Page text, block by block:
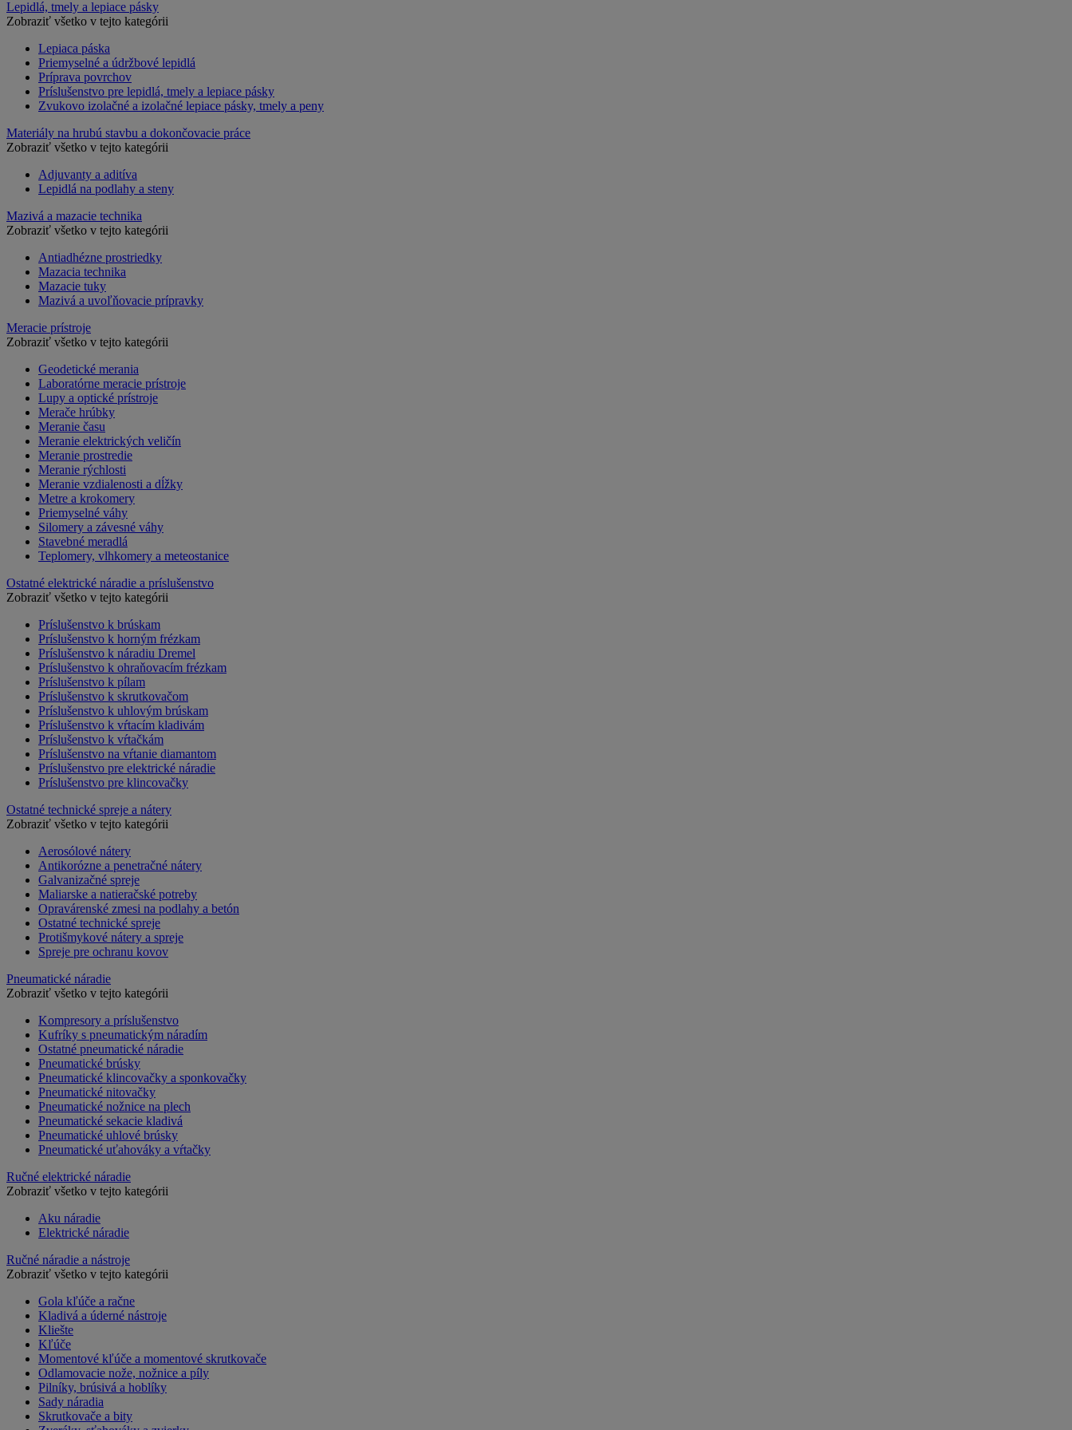
Lepidlá, tmely a lepiace pásky
Zobraziť všetko v tejto kategórii
Lepiaca páska
Priemyselné a údržbové lepidlá
Príprava povrchov
Príslušenstvo pre lepidlá, tmely a lepiace pásky
Zvukovo izolačné a izolačné lepiace pásky, tmely a peny
Materiály na hrubú stavbu a dokončovacie práce
Zobraziť všetko v tejto kategórii
Adjuvanty a aditíva
Lepidlá na podlahy a steny
Mazivá a mazacie technika
Zobraziť všetko v tejto kategórii
Antiadhézne prostriedky
Mazacia technika
Mazacie tuky
Mazivá a uvoľňovacie prípravky
Meracie prístroje
Zobraziť všetko v tejto kategórii
Geodetické merania
Laboratórne meracie prístroje
Lupy a optické prístroje
Merače hrúbky
Meranie času
Meranie elektrických veličín
Meranie prostredie
Meranie rýchlosti
Meranie vzdialenosti a dĺžky
Metre a krokomery
Priemyselné váhy
Silomery a závesné váhy
Stavebné meradlá
Teplomery, vlhkomery a meteostanice
Ostatné elektrické náradie a príslušenstvo
Zobraziť všetko v tejto kategórii
Príslušenstvo k brúskam
Príslušenstvo k horným frézkam
Príslušenstvo k náradiu Dremel
Príslušenstvo k ohraňovacím frézkam
Príslušenstvo k pílam
Príslušenstvo k skrutkovačom
Príslušenstvo k uhlovým brúskam
Príslušenstvo k vŕtacím kladivám
Príslušenstvo k vŕtačkám
Príslušenstvo na vŕtanie diamantom
Príslušenstvo pre elektrické náradie
Príslušenstvo pre klincovačky
Ostatné technické spreje a nátery
Zobraziť všetko v tejto kategórii
Aerosólové nátery
Antikorózne a penetračné nátery
Galvanizačné spreje
Maliarske a natieračské potreby
Opravárenské zmesi na podlahy a betón
Ostatné technické spreje
Protišmykové nátery a spreje
Spreje pre ochranu kovov
Pneumatické náradie
Zobraziť všetko v tejto kategórii
Kompresory a príslušenstvo
Kufríky s pneumatickým náradím
Ostatné pneumatické náradie
Pneumatické brúsky
Pneumatické klincovačky a sponkovačky
Pneumatické nitovačky
Pneumatické nožnice na plech
Pneumatické sekacie kladivá
Pneumatické uhlové brúsky
Pneumatické uťahováky a vŕtačky
Ručné elektrické náradie
Zobraziť všetko v tejto kategórii
Aku náradie
Elektrické náradie
Ručné náradie a nástroje
Zobraziť všetko v tejto kategórii
Gola kľúče a račne
Kladivá a úderné nástroje
Kliešte
Kľúče
Momentové kľúče a momentové skrutkovače
Odlamovacie nože, nožnice a píly
Pilníky, brúsivá a hoblíky
Sady náradia
Skrutkovače a bity